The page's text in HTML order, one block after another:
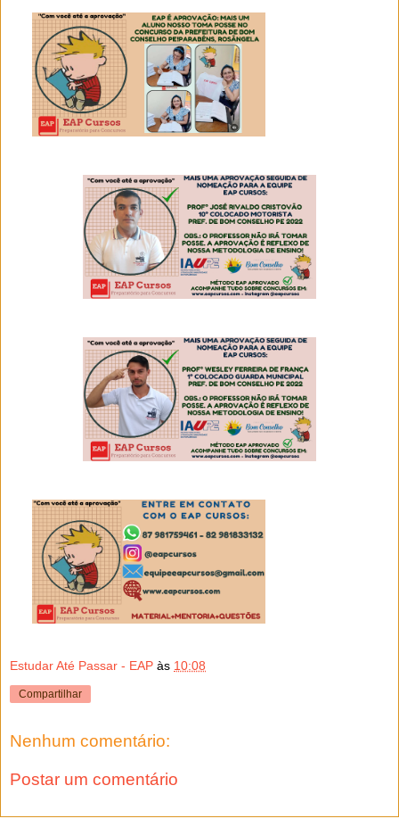
Estudar Até Passar - EAP às 10:08
Compartilhar
Nenhum comentário:
Postar um comentário